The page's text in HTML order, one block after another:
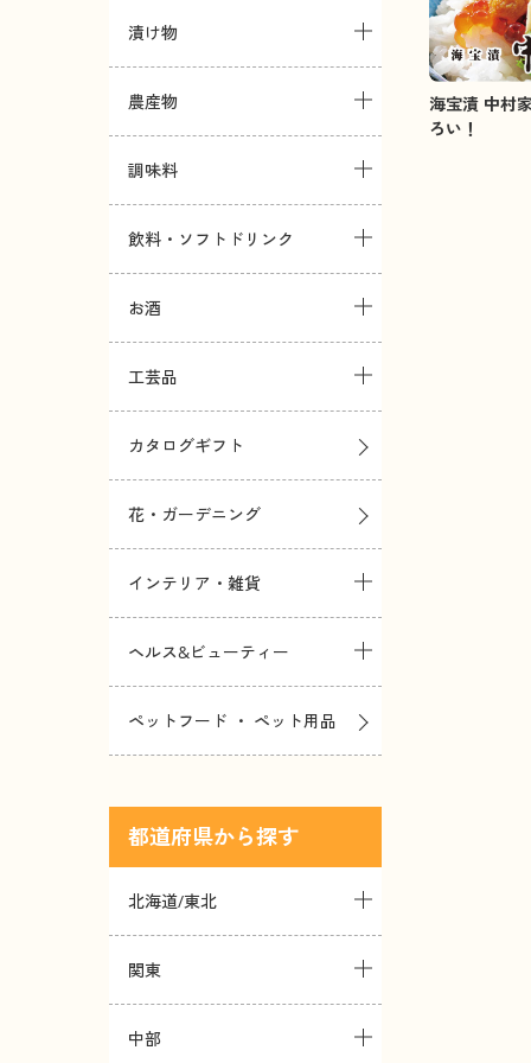
海宝漬 中村
ろい！
漬け物
農産物
調味料
飲料・ソフトドリンク
お酒
工芸品
カタログギフト
花・ガーデニング
インテリア・雑貨
ヘルス&ビューティー
ペットフード ・ ペット用品
都道府県
北海道/東北
関東
中部